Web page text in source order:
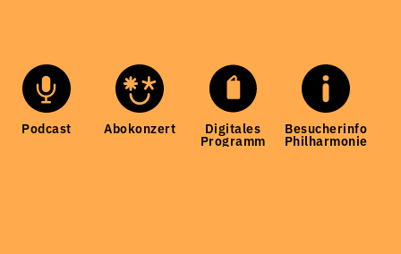
Podcast Abokonzert Digitales
Programm
Besucherinfo
Philharmonie